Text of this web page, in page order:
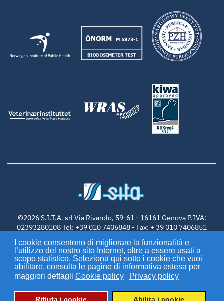
I cookie consentono di migliorare la funzionalità e
l’utilizzo del nostro sito Internet, oltre a essere usati a
scopo statistico. Seleziona qui sotto i cookie che vuoi
abilitare, consulta le pagine di informativa estesa per
maggiori dettagli Cookie policy Privacy policy
©2026 S.I.T.A. srl Via Rivarolo, 59-61 - 16161 Genova P.IVA:
02393280108 Tel: +39 010 7406848 - Fax: + 39 010 7406851
| capitale sociale € 50.000 | REA: GE/270339
Cookie Policy|Privacy Policy| Powered byGiorgia Calvi
Seguici su